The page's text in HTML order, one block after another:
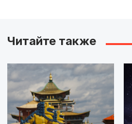
Читайте также